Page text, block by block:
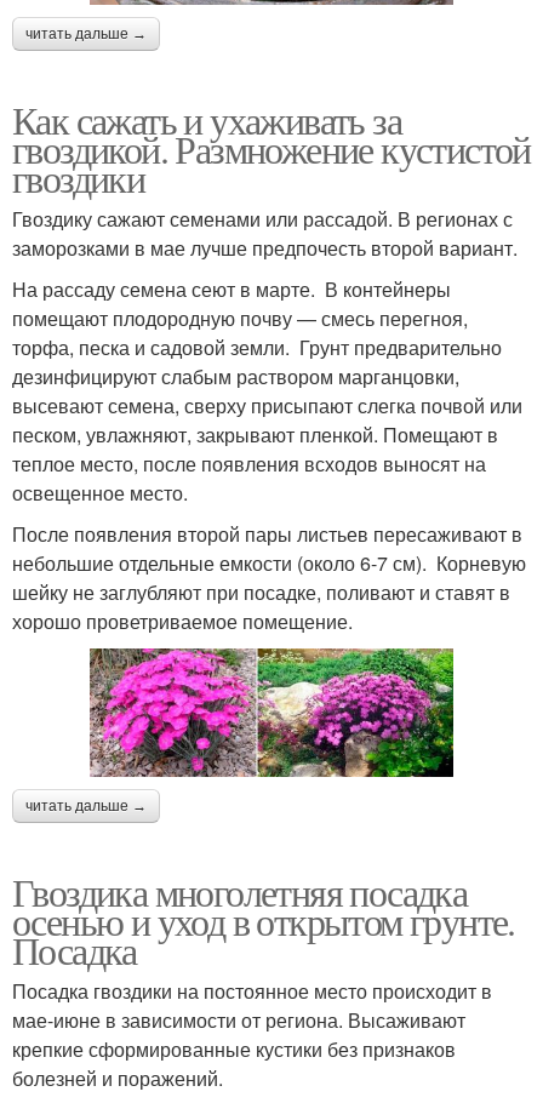
читать дальше →
Как сажать и ухаживать за
гвоздикой. Размножение кустистой
гвоздики
Гвоздику сажают семенами или рассадой. В регионах с
заморозками в мае лучше предпочесть второй вариант.
На рассаду семена сеют в марте. В контейнеры
помещают плодородную почву — смесь перегноя,
торфа, песка и садовой земли. Грунт предварительно
дезинфицируют слабым раствором марганцовки,
высевают семена, сверху присыпают слегка почвой или
песком, увлажняют, закрывают пленкой. Помещают в
теплое место, после появления всходов выносят на
освещенное место.
После появления второй пары листьев пересаживают в
небольшие отдельные емкости (около 6-7 см). Корневую
шейку не заглубляют при посадке, поливают и ставят в
хорошо проветриваемое помещение.
читать дальше →
Гвоздика многолетняя посадка
осенью и уход в открытом грунте.
Посадка
Посадка гвоздики на постоянное место происходит в
мае-июне в зависимости от региона. Высаживают
крепкие сформированные кустики без признаков
болезней и поражений.